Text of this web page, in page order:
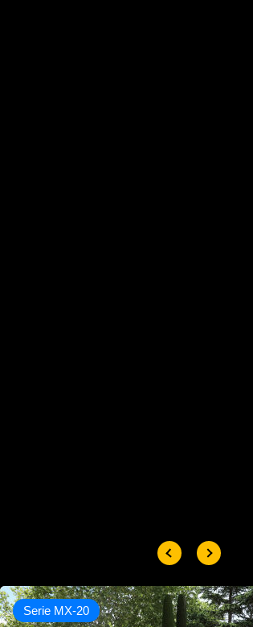
Serie MX-20